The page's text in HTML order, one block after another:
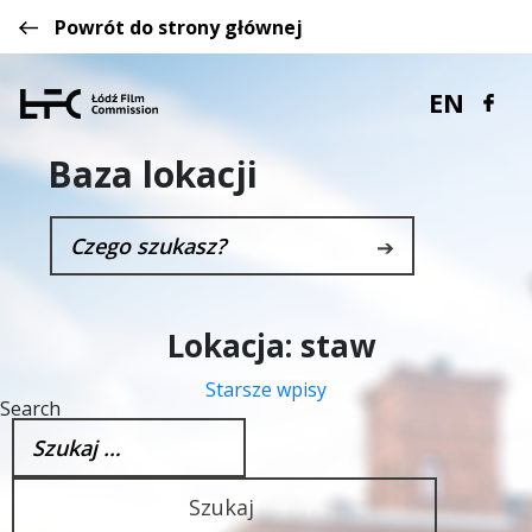
Powrót do strony głównej
EN
Baza lokacji
➔
Lokacja: staw
Nawigacja
Starsze wpisy
Search
Szukaj: